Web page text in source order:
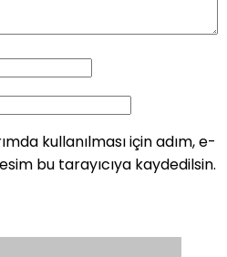
kullanılması için adım, e-
bu tarayıcıya kaydedilsin.